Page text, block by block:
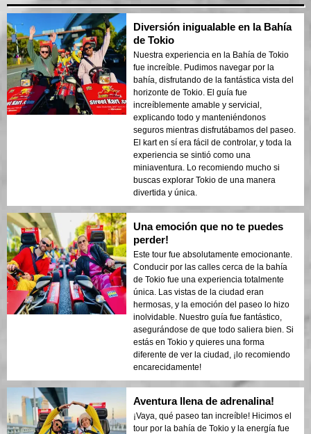
Diversión inigualable en la Bahía
de Tokio
Nuestra experiencia en la Bahía de Tokio
fue increíble. Pudimos navegar por la
bahía, disfrutando de la fantástica vista del
horizonte de Tokio. El guía fue
increíblemente amable y servicial,
explicando todo y manteniéndonos
seguros mientras disfrutábamos del paseo.
El kart en sí era fácil de controlar, y toda la
experiencia se sintió como una
miniaventura. Lo recomiendo mucho si
buscas explorar Tokio de una manera
divertida y única.
Una emoción que no te puedes
perder!
Este tour fue absolutamente emocionante.
Conducir por las calles cerca de la bahía
de Tokio fue una experiencia totalmente
única. Las vistas de la ciudad eran
hermosas, y la emoción del paseo lo hizo
inolvidable. Nuestro guía fue fantástico,
asegurándose de que todo saliera bien. Si
estás en Tokio y quieres una forma
diferente de ver la ciudad, ¡lo recomiendo
encarecidamente!
Aventura llena de adrenalina!
¡Vaya, qué paseo tan increíble! Hicimos el
tour por la bahía de Tokio y la energía fue